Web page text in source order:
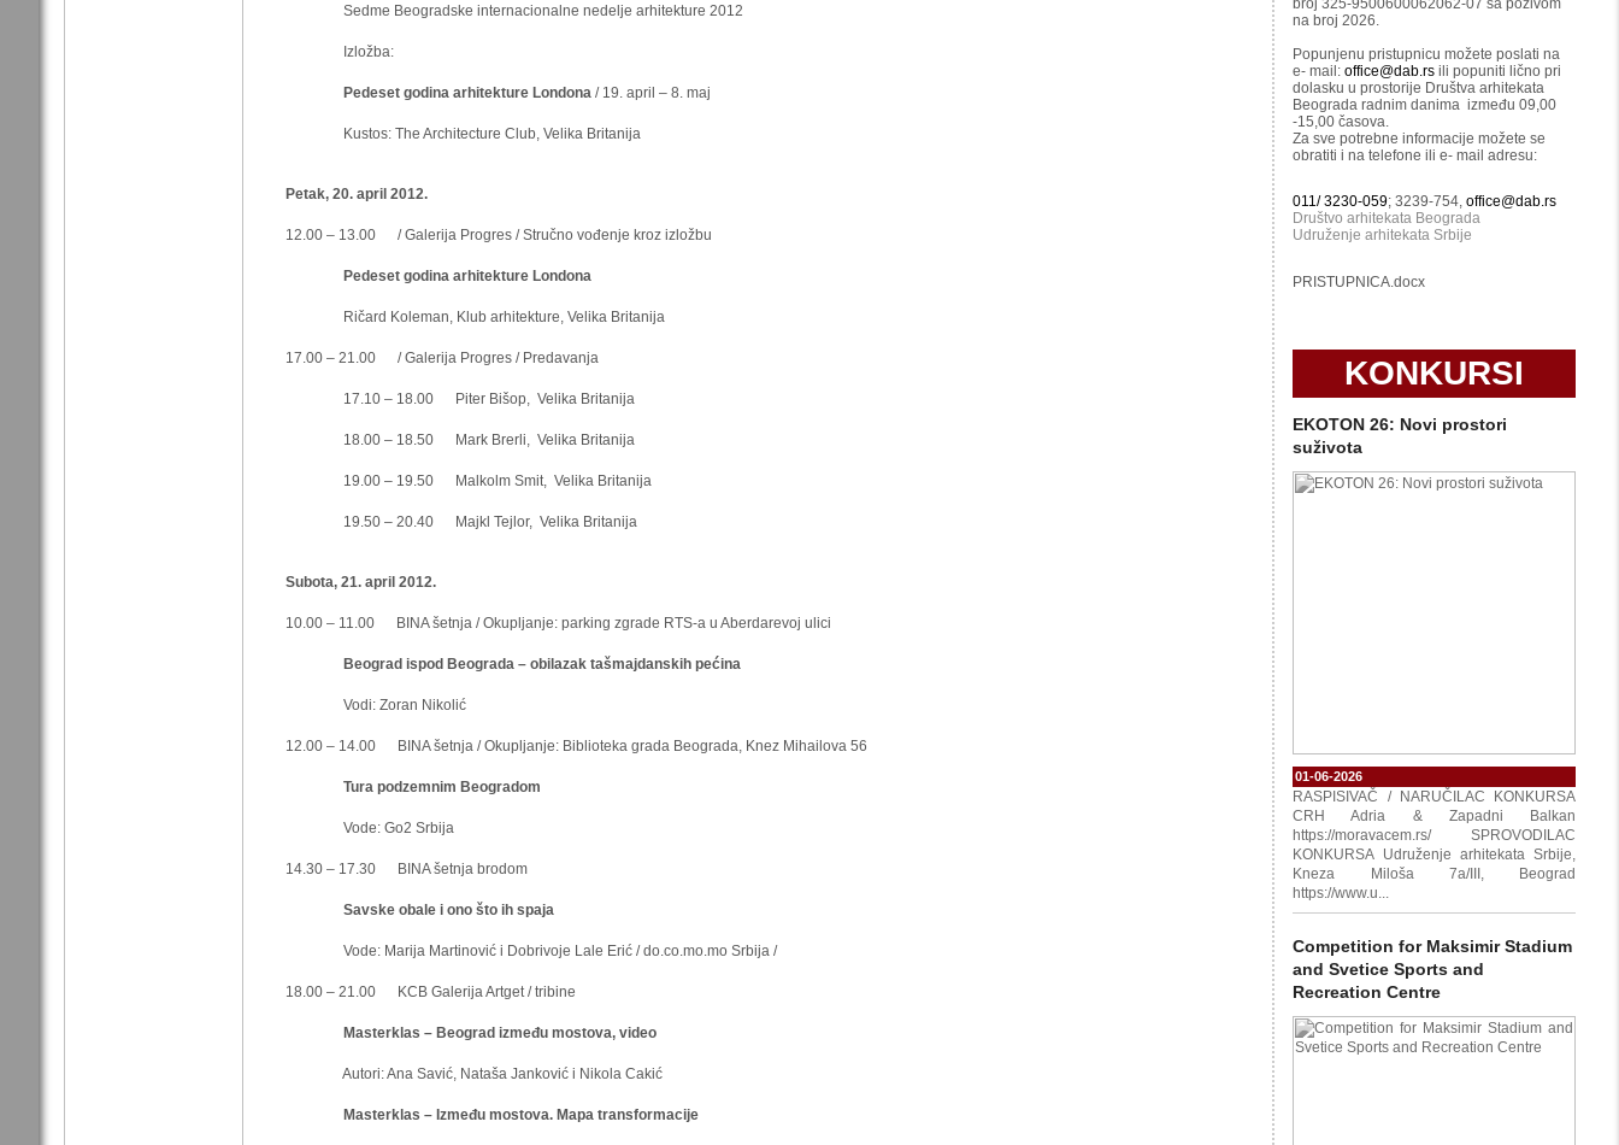
Sedme Beogradske internacionalne nedelje arhitekture 2012
Izložba:
Pedeset godina arhitekture Londona / 19. april – 8. maj
Kustos: The Architecture Club, Velika Britanija
Petak, 20. april 2012.
12.00 – 13.00 / Galerija Progres / Stručno vođenje kroz izložbu
Pedeset godina arhitekture Londona
Ričard Koleman, Klub arhitekture, Velika Britanija
17.00 – 21.00 / Galerija Progres / Predavanja
17.10 – 18.00 Piter Bišop, Velika Britanija
18.00 – 18.50 Mark Brerli, Velika Britanija
19.00 – 19.50 Malkolm Smit, Velika Britanija
19.50 – 20.40 Majkl Tejlor, Velika Britanija
Subota, 21. april 2012.
10.00 – 11.00 BINA šetnja / Okupljanje: parking zgrade RTS-a u Aberdarevoj ulici
Beograd ispod Beograda – obilazak tašmajdanskih pećina
Vodi: Zoran Nikolić
12.00 – 14.00 BINA šetnja / Okupljanje: Biblioteka grada Beograda, Knez Mihailova 56
Tura podzemnim Beogradom
Vode: Go2 Srbija
14.30 – 17.30 BINA šetnja brodom
Savske obale i ono što ih spaja
Vode: Marija Martinović i Dobrivoje Lale Erić / do.co.mo.mo Srbija /
18.00 – 21.00 KCB Galerija Artget / tribine
Masterklas – Beograd između mostova, video
Autori: Ana Savić, Nataša Janković i Nikola Cakić
Masterklas – Između mostova. Mapa transformacije
broj 325-9500600062062-07 sa pozivom
na broj 2026.
Popunjenu pristupnicu možete poslati na
e- mail:office@dab.rs ili popuniti lično pri
dolasku u prostorije Društva arhitekata
Beograda radnim danima između 09,00
-15,00 časova.
Za sve potrebne informacije možete se
obratiti i na telefone ili e- mail adresu:
011/ 3230-059; 3239-754,office@dab.rs
Društvo arhitekata Beograda
Udruženje arhitekata Srbije
PRISTUPNICA.docx
KONKURSI
EKOTON 26: Novi prostori
suživota
01-06-2026
RASPISIVAČ / NARUČILAC KONKURSA
CRH Adria & Zapadni Balkan
https://moravacem.rs/ SPROVODILAC
KONKURSA Udruženje arhitekata Srbije,
Kneza Miloša 7a/III, Beograd
https://www.u...
Competition for Maksimir Stadium
and Svetice Sports and
Recreation Centre